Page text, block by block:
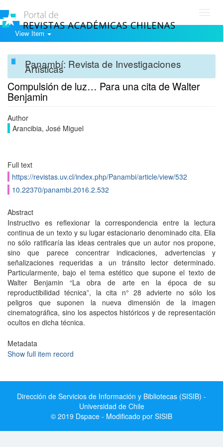
View Item
Panambí: Revista de Investigaciones
Artísticas
Compulsión de luz… Para una cita de Walter
Benjamin
Author
Arancibia, José Miguel
Full text
https://revistas.uv.cl/index.php/Panambi/article/view/532
10.22370/panambi.2016.2.532
Abstract
Instructivo es reflexionar la correspondencia entre la lectura
continua de un texto y su lugar estacionario denominado cita. Ella
no sólo ratificaría las ideas centrales que un autor nos propone,
sino que parece concentrar indicaciones, advertencias y
señalizaciones requeridas a un tránsito lector determinado.
Particularmente, bajo el tema estético que supone el texto de
Walter Benjamin “La obra de arte en la época de su
reproductibilidad técnica”, la cita n° 28 advierte no sólo los
peligros que suponen la nueva dimensión de la imagen
cinematográfica, sino los aspectos históricos y de representación
ocultos en dicha técnica.
Metadata
Show full item record
Dirección de Servicios de Información y Bibliotecas (SISIB) -
Universidad de Chile
© 2019 Dspace - Modificado por SISIB